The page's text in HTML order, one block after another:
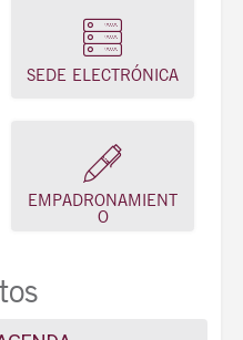
SEDE ELECTRÓNICA
EMPADRONAMIENT
O